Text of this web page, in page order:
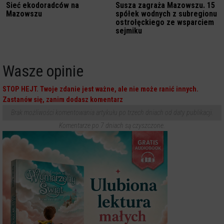
Sieć ekodoradców na
Mazowszu
Susza zagraża Mazowszu. 15
spółek wodnych z subregionu
ostrołęckiego ze wsparciem
sejmiku
Wasze opinie
STOP HEJT. Twoje zdanie jest ważne, ale nie może ranić innych.
Zastanów się, zanim dodasz komentarz
Komentarze po 7 dniach są czyszczone.